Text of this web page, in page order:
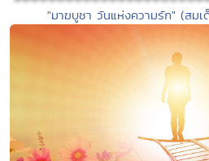
"มาฆบูชา วันแห่งความรัก" (สม